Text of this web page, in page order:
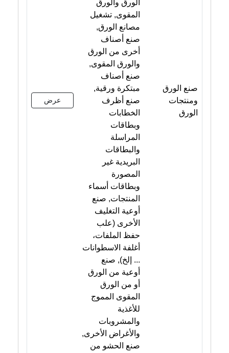
صنع الورق
ومنتجات
الورق
الورق والورق
المقوى, تشغيل
مصانع الورق,
صنع أصناف
أخرى من الورق
والورق المقوى,
صنع أصناف
مبتكرة ورقية,
صنع أظرف
الخطابات
وبطاقات
المراسلة
والبطاقات
البريدية غير
المصورة
وبطاقات أسماء
المنتجات, صنع
أوعية التغليف
الأخرى (علب
حفظ الملفات،
أغلفة الاسطوانات
... إلخ), صنع
أوعية من الورق
أو من الورق
المقوى المموج
للأغذية
والمشروبات
والأغراض الأخرى,
صنع الحشو من
عرض